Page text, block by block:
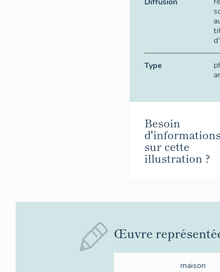
Type
Besoin
sur cette
illustration ?
Œuvre
maison